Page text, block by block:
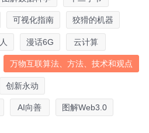
可视化指南 狡猾的机器
漫话6G 云计算
万物互联算法、方法、技术和观点
创新永动
AI向善 图解Web3.0